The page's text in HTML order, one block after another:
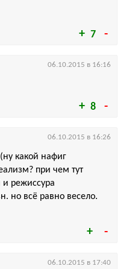
7
8
06.10.2015 в 16:16
какой нафиг
при чем тут
и режиссура
но всё равно весело.
06.10.2015 в 16:26
06.10.2015 в 17:40